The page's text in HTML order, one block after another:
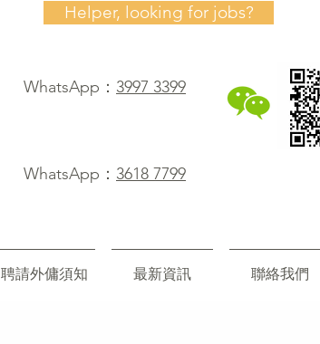
Helper, looking for jobs?
WhatsApp： 3997 3399
WhatsApp： 3618 7799
聘請外傭須知 最新資訊 聯絡我們